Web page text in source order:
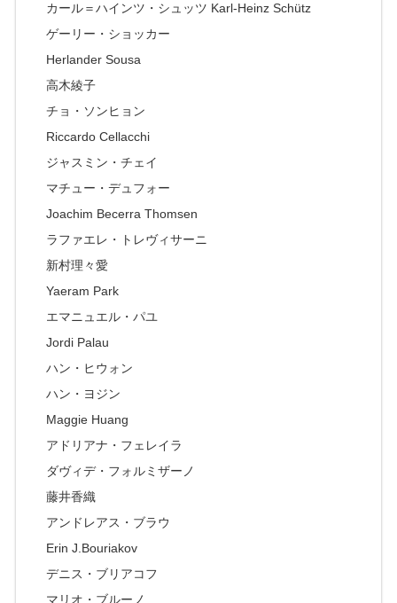
カール＝ハインツ・シュッツ Karl-Heinz Schütz
ゲーリー・ショッカー
Herlander Sousa
高木綾子
チョ・ソンヒョン
Riccardo Cellacchi
ジャスミン・チェイ
マチュー・デュフォー
Joachim Becerra Thomsen
ラファエレ・トレヴィサーニ
新村理々愛
Yaeram Park
エマニュエル・パユ
Jordi Palau
ハン・ヒウォン
ハン・ヨジン
Maggie Huang
アドリアナ・フェレイラ
ダヴィデ・フォルミザーノ
藤井香織
アンドレアス・ブラウ
Erin J.Bouriakov
デニス・ブリアコフ
マリオ・ブルーノ